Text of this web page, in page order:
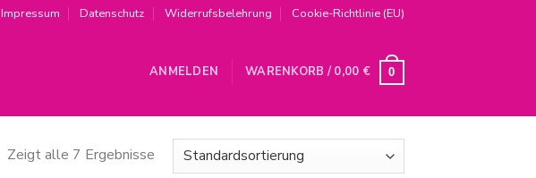
Impressum Datenschutz Widerrufsbelehrung Cookie-Richtlinie (EU)
ANMELDEN WARENKORB / 0,00 € 0
Zeigt alle 7 Ergebnisse